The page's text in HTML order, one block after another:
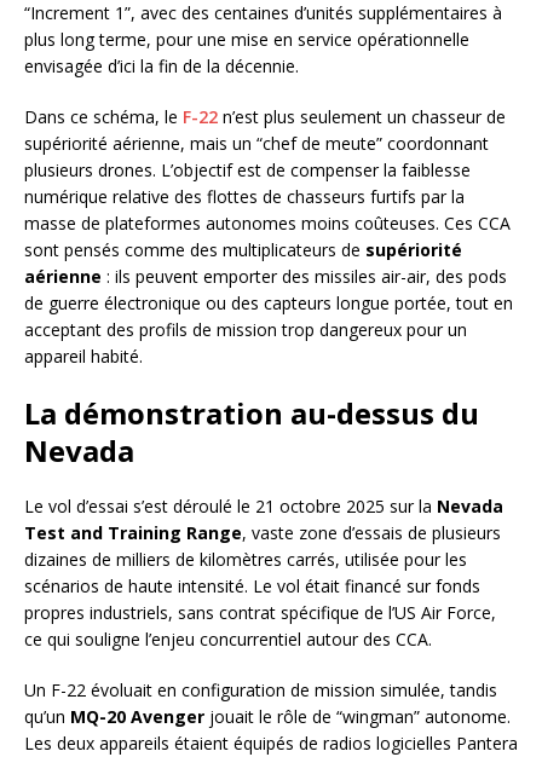
“Increment 1”, avec des centaines d’unités supplémentaires à
plus long terme, pour une mise en service opérationnelle
envisagée d’ici la fin de la décennie.
Dans ce schéma, le F-22 n’est plus seulement un chasseur de
supériorité aérienne, mais un “chef de meute” coordonnant
plusieurs drones. L’objectif est de compenser la faiblesse
numérique relative des flottes de chasseurs furtifs par la
masse de plateformes autonomes moins coûteuses. Ces CCA
sont pensés comme des multiplicateurs de supériorité
aérienne : ils peuvent emporter des missiles air-air, des pods
de guerre électronique ou des capteurs longue portée, tout en
acceptant des profils de mission trop dangereux pour un
appareil habité.
La démonstration au-dessus du
Nevada
Le vol d’essai s’est déroulé le 21 octobre 2025 sur la Nevada
Test and Training Range, vaste zone d’essais de plusieurs
dizaines de milliers de kilomètres carrés, utilisée pour les
scénarios de haute intensité. Le vol était financé sur fonds
propres industriels, sans contrat spécifique de l’US Air Force,
ce qui souligne l’enjeu concurrentiel autour des CCA.
Un F-22 évoluait en configuration de mission simulée, tandis
qu’un MQ-20 Avenger jouait le rôle de “wingman” autonome.
Les deux appareils étaient équipés de radios logicielles Pantera